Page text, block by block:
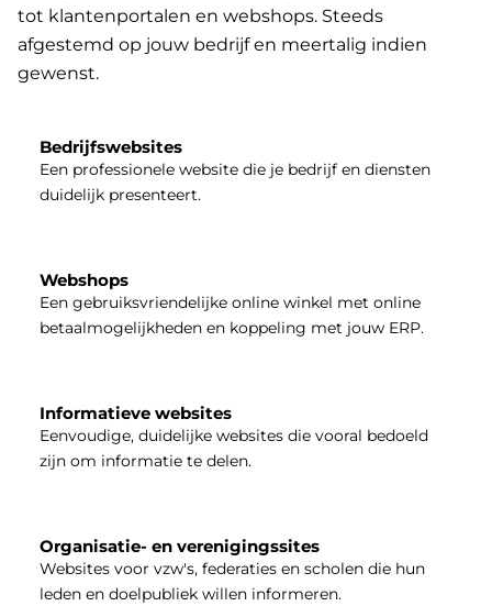
tot klantenportalen en webshops. Steeds
afgestemd op jouw bedrijf en meertalig indien
gewenst.
Bedrijfswebsites
Een professionele website die je bedrijf en diensten
duidelijk presenteert.
Webshops
Een gebruiksvriendelijke online winkel met online
betaalmogelijkheden en koppeling met jouw ERP.
Informatieve websites
Eenvoudige, duidelijke websites die vooral bedoeld
zijn om informatie te delen.
Organisatie- en verenigingssites
Websites voor vzw's, federaties en scholen die hun
leden en doelpubliek willen informeren.